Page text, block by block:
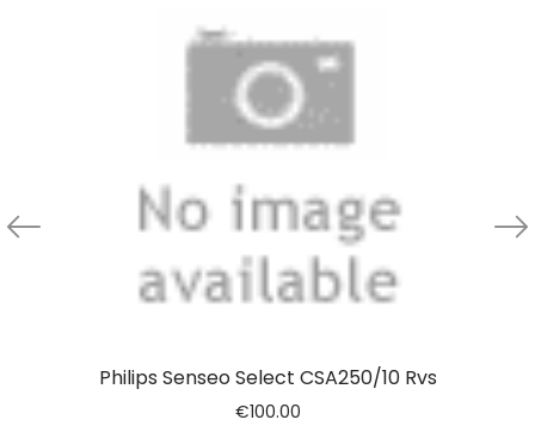
Philips Senseo Select CSA250/10 Rvs
€100.00